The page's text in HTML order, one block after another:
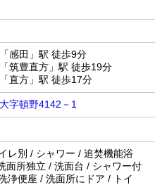
感田」駅 徒歩9分
筑豊直方」駅 徒歩19分
直方」駅 徒歩17分
字頓野4142－1
レ別 / シャワー / 追焚機能浴
面所独立 / 洗面台 / シャワー付
浄便座 / 洗面所にドア / トイ